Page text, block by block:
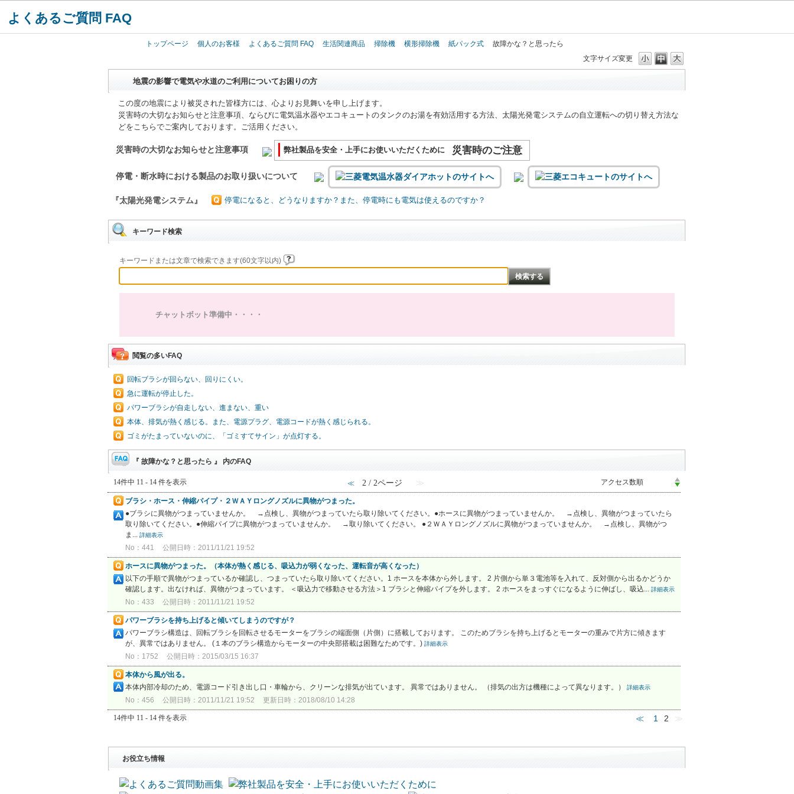
よくあるご質問 FAQ
トップページ 個人のお客様 よくあるご質問 FAQ 生活関連商品 掃除機 横形掃除機 紙パック式
故障かな？と思ったら
文字サイズ変更
地震の影響で電気や水道のご利用についてお困りの方
この度の地震により被災された皆様方には、心よりお見舞いを申し上げます。
災害時の大切なお知らせと注意事項、ならびに電気温水器やエコキュートのタンクのお湯を有効活用する方法、太陽光発電システムの自立運転への切り替え方法な
どをこちらでご案内しております。ご活用ください。
災害時の大切なお知らせと注意事項 弊社製品を安全・上手にお使いいただくために 災害時のご注意
停電・断水時における製品のお取り扱いについて
『太陽光発電システム』 停電になると、どうなりますか？また、停電時にも電気は使えるのですか？
キーワード検索
キーワードまたは文章で検索できます(60文字以内)
チャットボット準備中・・・・
閲覧の多いFAQ
回転ブラシが回らない、回りにくい。
急に運転が停止した。
パワーブラシが自走しない、進まない、重い
本体、排気が熱く感じる。また、電源プラグ、電源コードが熱く感じられる。
ゴミがたまっていないのに、「ゴミすてサイン」が点灯する。
『 故障かな？と思ったら 』 内のFAQ
14件中 11 - 14 件を表示 ≪ 2 / 2ページ ≫
ブラシ・ホース・伸縮パイプ・２ＷＡＹロングノズルに異物がつまった。
●ブラシに異物がつまっていませんか。 →点検し、異物がつまっていたら取り除いてください。●ホースに異物がつまっていませんか。 →点検し、異物がつまっていたら
取り除いてください。●伸縮パイプに異物がつまっていませんか。 →取り除いてください。 ●２ＷＡＹロングノズルに異物がつまっていませんか。 →点検し、異物がつ
ま... 詳細表示
No：441 公開日時：2011/11/21 19:52
ホースに異物がつまった。（本体が熱く感じる、吸込力が弱くなった、運転音が高くなった）
以下の手順で異物がつまっているか確認し、つまっていたら取り除いてください。1 ホースを本体から外します。 2 片側から単３電池等を入れて、反対側から出るかどうか
確認します。出なければ、異物がつまっています。 ＜吸込力で移動させる方法＞1 ブラシと伸縮パイプを外します。 2 ホースをまっすぐになるように伸ばし、吸込... 詳細表示
No：433 公開日時：2011/11/21 19:52
パワーブラシを持ち上げると傾いてしまうのですが？
パワーブラシ構造は、回転ブラシを回転させるモーターをブラシの端面側（片側）に搭載しております。 このためブラシを持ち上げるとモーターの重みで片方に傾きます
が、異常ではありません。 (１本のブラシ構造からモーターの中央部搭載は困難なためです。) 詳細表示
No：1752 公開日時：2015/03/15 16:37
本体から風が出る。
本体内部冷却のため、電源コード引き出し口・車輪から、クリーンな排気が出ています。 異常ではありません。 （排気の出方は機種によって異なります。）
詳細表示
No：456 公開日時：2011/11/21 19:52 更新日時：2018/08/10 14:28
14件中 11 - 14 件を表示 ≪ 1 2 ≫
お役立ち情報